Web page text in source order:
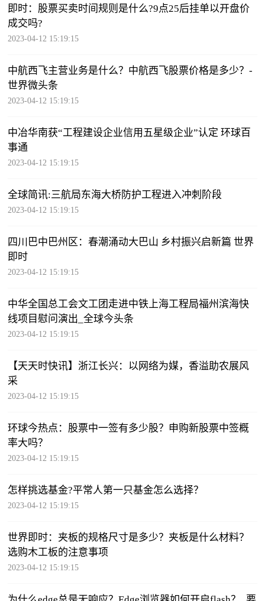
即时：股票买卖时间规则是什么?9点25后挂单以开盘价
成交吗?
2023-04-12 15:19:15
中航西飞主营业务是什么？中航西飞股票价格是多少？-
世界微头条
2023-04-12 15:19:15
中冶华南获“工程建设企业信用五星级企业”认定 环球百
事通
2023-04-12 15:19:15
全球简讯:三航局东海大桥防护工程进入冲刺阶段
2023-04-12 15:19:15
四川巴中巴州区：春潮涌动大巴山 乡村振兴启新篇 世界
即时
2023-04-12 15:19:15
中华全国总工会文工团走进中铁上海工程局福州滨海快
线项目慰问演出_全球今头条
2023-04-12 15:19:15
【天天时快讯】浙江长兴：以网络为媒，香溢助农展风
采
2023-04-12 15:19:15
环球今热点：股票中一签有多少股？申购新股票中签概
率大吗？
2023-04-12 15:19:15
怎样挑选基金?平常人第一只基金怎么选择？
2023-04-12 15:19:15
世界即时：夹板的规格尺寸是多少？夹板是什么材料？
选购木工板的注意事项
2023-04-12 15:19:15